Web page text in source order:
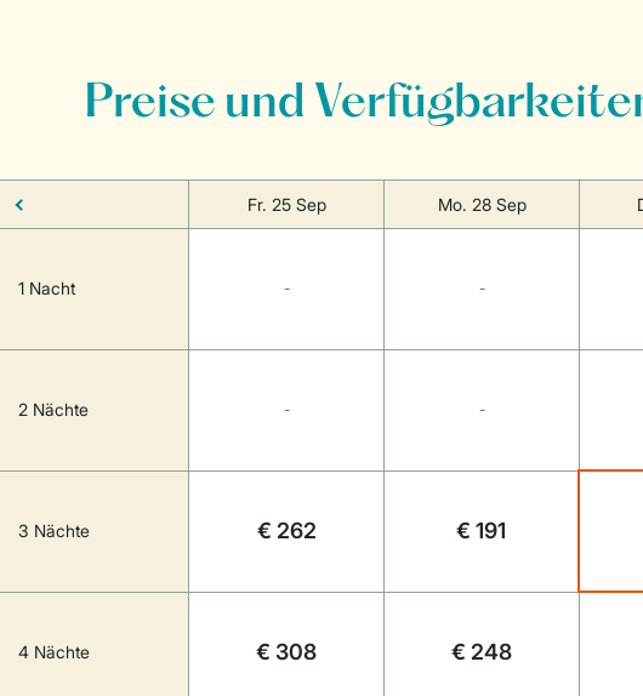
Preise und
Fr. 25 Sep Mo. 28 Sep
1 Nacht - -
2 Nächte - -
3 Nächte € 262 € 191
4 Nächte € 308 € 248